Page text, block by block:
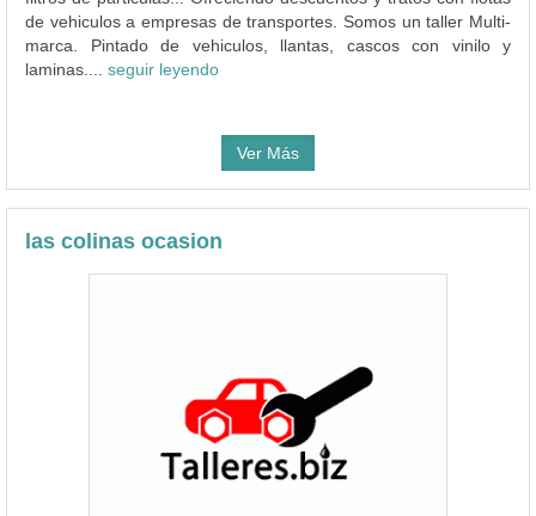
de vehiculos a empresas de transportes. Somos un taller Multi-
marca. Pintado de vehiculos, llantas, cascos con vinilo y
laminas.... seguir leyendo
Ver Más
las colinas ocasion